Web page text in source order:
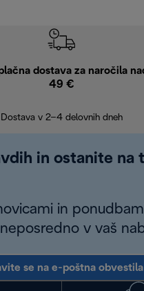
dostava za naročila
49 €
Dostava v 2–4 delovnih dneh
in ostanite na
in
v vaš
se na e-poštna obvestila